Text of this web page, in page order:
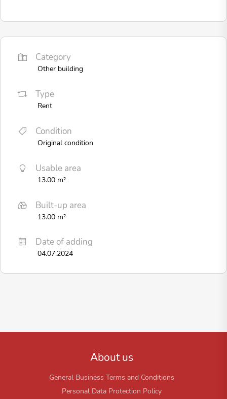
Category
Other building
Type
Rent
Condition
Original condition
Usable area
13.00 m²
Built-up area
13.00 m²
Date of adding
04.07.2024
About us
General Business Terms and Conditions
Personal Data Protection Policy